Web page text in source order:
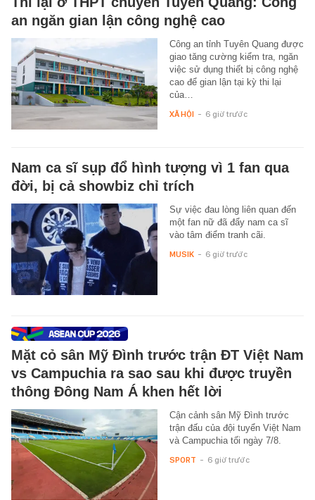
an ngăn gian lận công nghệ cao
Công an tỉnh Tuyên Quang được
giao tăng cường kiểm tra, ngăn
việc sử dụng thiết bị công nghệ
cao để gian lận tại kỳ thi lại
của…
XÃ HỘI - 6 giờ trước
Nam ca sĩ sụp đổ hình tượng vì 1 fan qua
đời, bị cả showbiz chỉ trích
Sự việc đau lòng liên quan đến
một fan nữ đã đẩy nam ca sĩ
vào tâm điểm tranh cãi.
MUSIK - 6 giờ trước
Mặt cỏ sân Mỹ Đình trước trận ĐT Việt Nam
vs Campuchia ra sao sau khi được truyền
thông Đông Nam Á khen hết lời
Cận cảnh sân Mỹ Đình trước
trận đấu của đội tuyển Việt Nam
và Campuchia tối ngày 7/8.
SPORT - 6 giờ trước